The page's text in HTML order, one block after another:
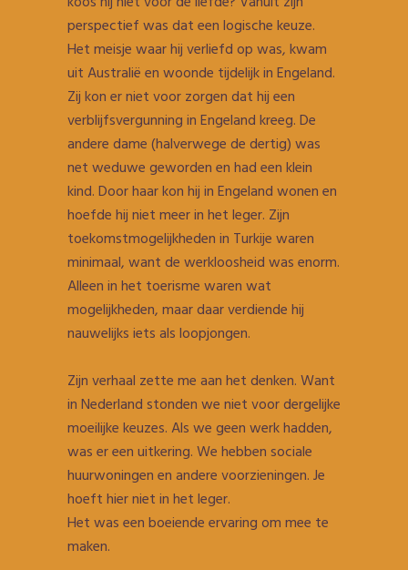
perspectief was dat een logische keuze.
Het meisje waar hij verliefd op was, kwam
uit Australië en woonde tijdelijk in Engeland.
Zij kon er niet voor zorgen dat hij een
verblijfsvergunning in Engeland kreeg. De
andere dame (halverwege de dertig) was
net weduwe geworden en had een klein
kind. Door haar kon hij in Engeland wonen en
hoefde hij niet meer in het leger. Zijn
toekomstmogelijkheden in Turkije waren
minimaal, want de werkloosheid was enorm.
Alleen in het toerisme waren wat
mogelijkheden, maar daar verdiende hij
nauwelijks iets als loopjongen.
Zijn verhaal zette me aan het denken. Want
in Nederland stonden we niet voor dergelijke
moeilijke keuzes. Als we geen werk hadden,
was er een uitkering. We hebben sociale
huurwoningen en andere voorzieningen. Je
hoeft hier niet in het leger.
Het was een boeiende ervaring om mee te
maken.